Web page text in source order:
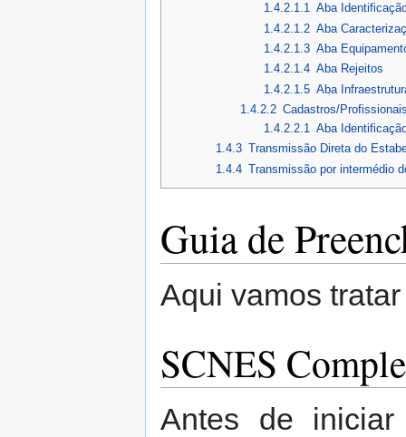
1.4.2.1.1 Aba
1.4.2.1.2 Aba
1.4.2.1.3 Aba
1.4.2.1.4 Aba Rejeitos
1.4.2.1.5 Aba
1.4.2.2 Cadastros/
1.4.2.2.1 Aba
1.4.3 Transmissão Direta do
1.4.4 Transmissão por intermédio
Guia de
Aqui vamos
SCNES
Antes de